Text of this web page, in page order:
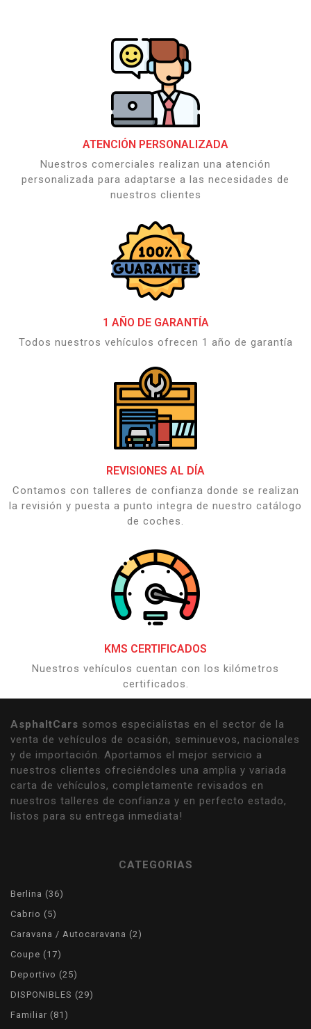
ATENCIÓN PERSONALIZADA
Nuestros comerciales realizan una atención
personalizada para adaptarse a las necesidades de
nuestros clientes
1 AÑO DE GARANTÍA
Todos nuestros vehículos ofrecen 1 año de garantía
REVISIONES AL DÍA
Contamos con talleres de confianza donde se realizan
la revisión y puesta a punto integra de nuestro catálogo
de coches.
KMS CERTIFICADOS
Nuestros vehículos cuentan con los kilómetros
certificados.
AsphaltCars somos especialistas en el sector de la
venta de vehículos de ocasión, seminuevos, nacionales
y de importación. Aportamos el mejor servicio a
nuestros clientes ofreciéndoles una amplia y variada
carta de vehículos, completamente revisados en
nuestros talleres de confianza y en perfecto estado,
listos para su entrega inmediata!
CATEGORIAS
Berlina
36
Cabrio
5
Caravana / Autocaravana
2
Coupe
17
Deportivo
25
DISPONIBLES
29
Familiar
81